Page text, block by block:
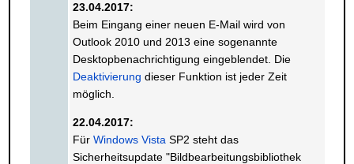
23.04.2017:
Beim Eingang einer neuen E-Mail wird von
Outlook 2010 und 2013 eine sogenannte
Desktopbenachrichtigung eingeblendet. Die
Deaktivierung dieser Funktion ist jeder Zeit
möglich.
22.04.2017:
Für Windows Vista SP2 steht das
Sicherheitsupdate "Bildbearbeitungsbibliothek